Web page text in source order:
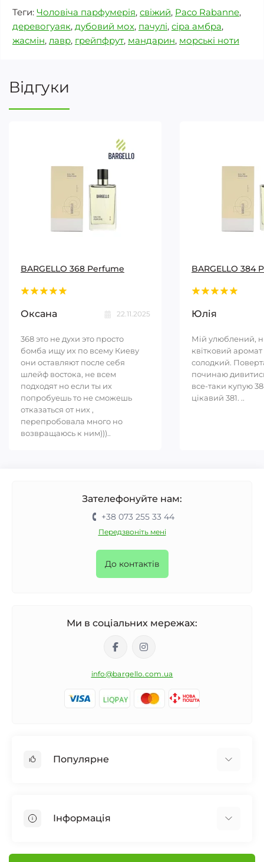
Теги: Чоловіча парфумерія, свіжий, Paco Rabanne,
деревогуаяк, дубовий мох, пачулі, сіра амбра,
жасмін, лавр, грейпфрут, мандарин, морські ноти
Відгуки
BARGELLO 368 Perfume
Оксана 22.11.2025
368 это не духи это просто
бомба ищу их по всему Киеву
они оставляют после себя
шлейф востока, не всем
подходят но если ты их
попробуешь то не сможешь
отказаться от них ,
перепробовала много но
возвращаюсь к ним)))..
BARGELLO 384
Юлія
Мій улюблений,
квітковий аромат
солодкий.
починаю
все-таки купую
цікавий 381. ..
Зателефонуйте нам:
+38 073 255 33 44
Передзвоніть мені
До контактів
Ми в соціальних мережах:
info@bargello.com.ua
Популярне
Унісекс Парфумерія
Автомобільний ароматизатор
Інформація